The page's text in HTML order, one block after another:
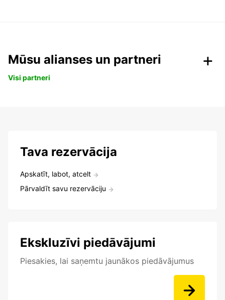
Mūsu alianses un partneri
Visi partneri
Tava rezervācija
Apskatīt, labot, atcelt
Pārvaldīt savu rezervāciju
Ekskluzīvi piedāvājumi
Piesakies, lai saņemtu jaunākos piedāvājumus